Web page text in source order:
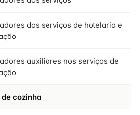
dos serviços de hotelaria e
auxiliares nos serviços de
cozinha